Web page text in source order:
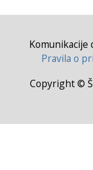
Komunikacije
Pravila o
Copyright ©